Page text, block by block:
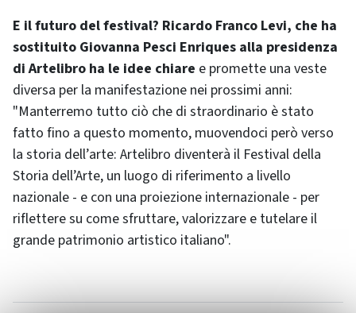
E il futuro del festival? Ricardo Franco Levi, che ha
sostituito Giovanna Pesci Enriques alla presidenza
di Artelibro ha le idee chiare e promette una veste
diversa per la manifestazione nei prossimi anni:
"Manterremo tutto ciò che di straordinario è stato
fatto fino a questo momento, muovendoci però verso
la storia dell’arte: Artelibro diventerà il Festival della
Storia dell’Arte, un luogo di riferimento a livello
nazionale - e con una proiezione internazionale - per
riflettere su come sfruttare, valorizzare e tutelare il
grande patrimonio artistico italiano".